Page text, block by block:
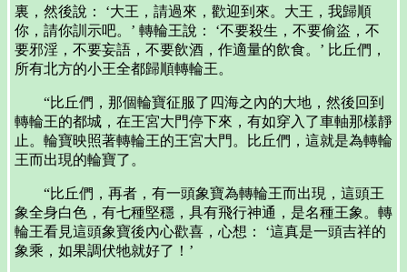
裏，然後說： ‘大王，請過來，歡迎到來。大王，我歸順
你，請你訓示吧。’ 轉輪王說： ‘不要殺生，不要偷盜，不
要邪淫，不要妄語，不要飲酒，作適量的飲食。’ 比丘們，
所有北方的小王全都歸順轉輪王。
“比丘們，那個輪寶征服了四海之內的大地，然後回到
轉輪王的都城，在王宮大門停下來，有如穿入了車軸那樣靜
止。輪寶映照著轉輪王的王宮大門。比丘們，這就是為轉輪
王而出現的輪寶了。
“比丘們，再者，有一頭象寶為轉輪王而出現，這頭王
象全身白色，有七種堅穩，具有飛行神通，是名種王象。轉
輪王看見這頭象寶後內心歡喜，心想： ‘這真是一頭吉祥的
象乘，如果調伏牠就好了！’